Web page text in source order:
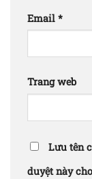
Email *
Trang web
Lưu tên
duyệt này